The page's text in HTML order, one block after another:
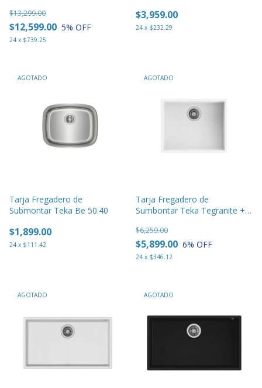
$12,599.00
$13,299.00
5% OFF
24 x $739.25
$3,959.00
24 x $232.29
AGOTADO
Tarja Fregadero de
Submontar Teka Be 50.40
$1,899.00
24 x $111.42
AGOTADO
Tarja Fregadero de
Sumbontar Teka Tegranite +
$5,899.00
$6,259.00
6% OFF
24 x $346.12
AGOTADO AGOTADO